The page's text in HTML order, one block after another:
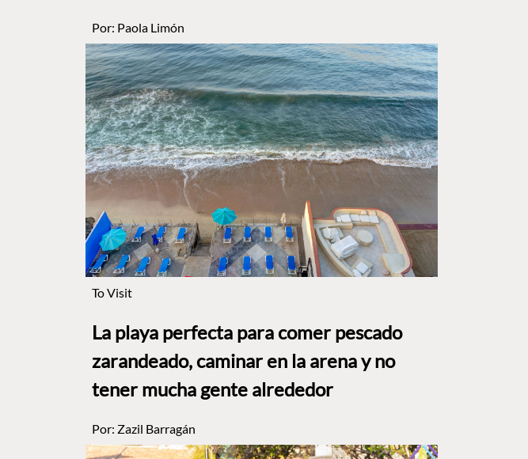
Por: Paola Limón
To Visit
La playa perfecta para comer pescado
zarandeado, caminar en la arena y no
tener mucha gente alrededor
Por: Zazil Barragán